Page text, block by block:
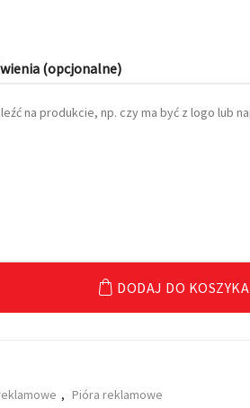
(opcjonalne)
DODAJ DO KOSZYKA
, Pióra reklamowe